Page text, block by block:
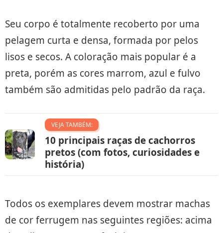
Seu corpo é totalmente recoberto por uma
pelagem curta e densa, formada por pelos
lisos e secos. A coloração mais popular é a
preta, porém as cores marrom, azul e fulvo
também são admitidas pelo padrão da raça.
VEJA TAMBÉM:
10 principais raças de cachorros
pretos (com fotos, curiosidades e
história)
Todos os exemplares devem mostrar machas
de cor ferrugem nas seguintes regiões: acima